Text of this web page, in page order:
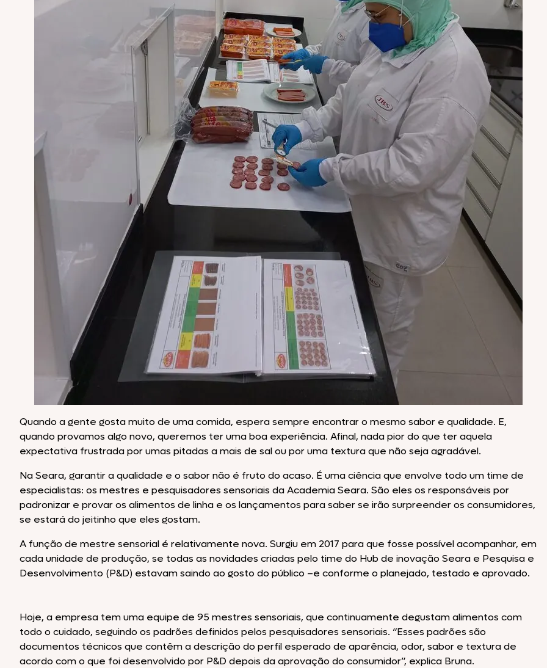
Doriana
Delícia
Primor
Texas Burguer
Seara Kit Festa
Quando a gente gosta muito de uma comida, espera sempre encontrar o mesmo sabor e qualidade. E,
quando provamos algo novo, queremos ter uma boa experiência. Afinal, nada pior do que ter aquela
expectativa frustrada por umas pitadas a mais de sal ou por uma textura que não seja agradável.
Na Seara, garantir a qualidade e o sabor não é fruto do acaso. É uma ciência que envolve todo um time de
especialistas: os mestres e pesquisadores sensoriais da Academia Seara. São eles os responsáveis por
padronizar e provar os alimentos de linha e os lançamentos para saber se irão surpreender os consumidores,
se estará do jeitinho que eles gostam.
A função de mestre sensorial é relativamente nova. Surgiu em 2017 para que fosse possível acompanhar, em
cada unidade de produção, se todas as novidades criadas pelo time do Hub de inovação Seara e Pesquisa e
Desenvolvimento (P&D) estavam saindo ao gosto do público –e conforme o planejado, testado e aprovado.
Hoje, a empresa tem uma equipe de 95 mestres sensoriais, que continuamente degustam alimentos com
todo o cuidado, seguindo os padrões definidos pelos pesquisadores sensoriais. “Esses padrões são
documentos técnicos que contêm a descrição do perfil esperado de aparência, odor, sabor e textura de
acordo com o que foi desenvolvido por P&D depois da aprovação do consumidor”, explica Bruna.